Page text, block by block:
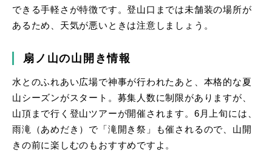
できる手軽さが特徴です。登山口までは未舗装の場所が
あるため、天気が悪いときは注意しましょう。
扇ノ山の山開き情報
水とのふれあい広場で神事が行われたあと、本格的な夏
山シーズンがスタート。募集人数に制限がありますが、
山頂まで行く登山ツアーが開催されます。6月上旬には、
雨滝（あめだき）で「滝開き祭」も催されるので、山開
きの前に楽しむのもおすすめですよ。